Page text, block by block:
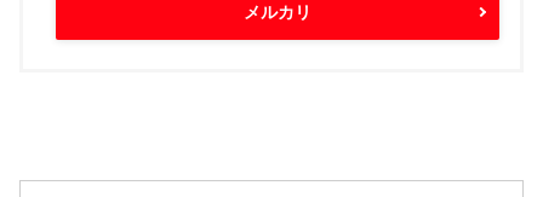
メルカリ